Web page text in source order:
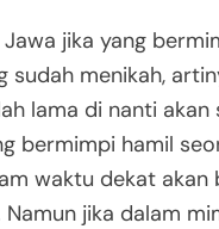
jika yang
sudah menikah,
lama di nanti akan
bermimpi hamil
waktu dekat akan
jika dalam